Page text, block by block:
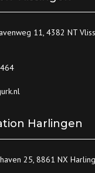
11, 4382 NT
Harlingen
25, 8861 NX